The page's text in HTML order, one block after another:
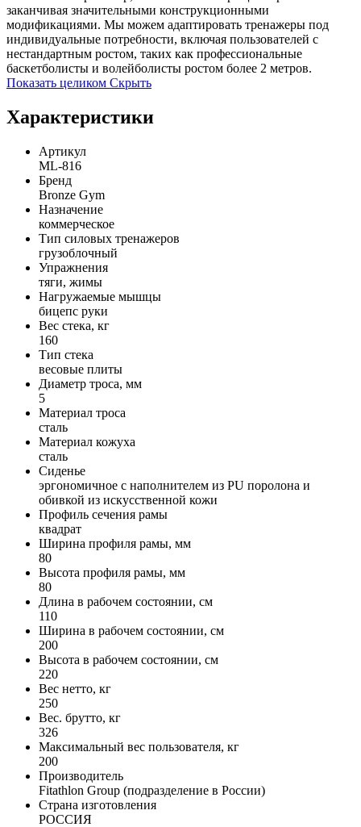
заканчивая значительными конструкционными
модификациями. Мы можем адаптировать тренажеры под
индивидуальные потребности, включая пользователей с
нестандартным ростом, таких как профессиональные
баскетболисты и волейболисты ростом более 2 метров.
Показать целиком Скрыть
Характеристики
Артикул
ML-816
Бренд
Bronze Gym
Назначение
коммерческое
Тип силовых тренажеров
грузоблочный
Упражнения
тяги, жимы
Нагружаемые мышцы
бицепс руки
Вес стека, кг
160
Тип стека
весовые плиты
Диаметр троса, мм
5
Материал троса
сталь
Материал кожуха
сталь
Сиденье
эргономичное с наполнителем из PU поролона и
обивкой из искусственной кожи
Профиль сечения рамы
квадрат
Ширина профиля рамы, мм
80
Высота профиля рамы, мм
80
Длина в рабочем состоянии, см
110
Ширина в рабочем состоянии, см
200
Высота в рабочем состоянии, см
220
Вес нетто, кг
250
Вес. брутто, кг
326
Максимальный вес пользователя, кг
200
Производитель
Fitathlon Group (подразделение в России)
Страна изготовления
РОССИЯ